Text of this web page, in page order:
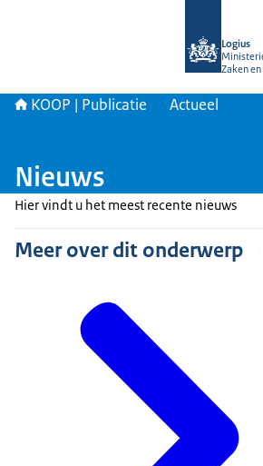
Logius
Zaken
KOOP | Publicatie Actueel
Nieuws
Hier vindt u het meest recente nieuws
Meer over dit onderwerp